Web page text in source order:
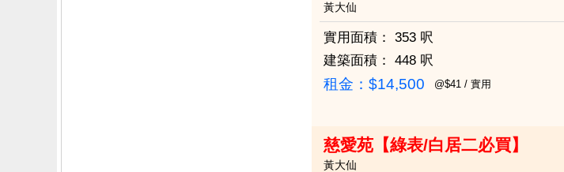
黃大仙
實用面積：
353 呎
建築面積：
448 呎
租金：$14,500 @$41 / 實用
慈愛苑【綠表/白居二必買】
黃大仙